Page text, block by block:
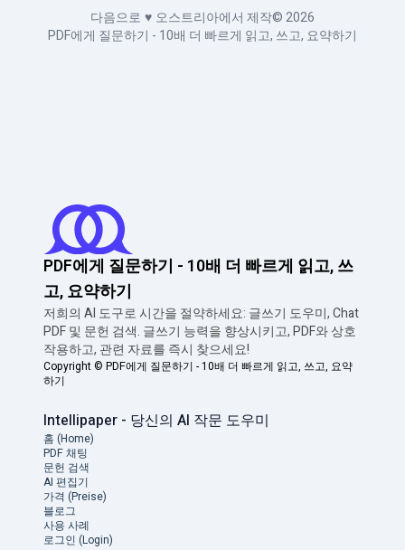
다음으로 ♥ 오스트리아에서 제작© 2026
PDF에게 질문하기 - 10배 더 빠르게 읽고, 쓰고, 요약하기
PDF에게 질문하기 - 10배 더 빠르게 읽고, 쓰
고, 요약하기
저희의 AI 도구로 시간을 절약하세요: 글쓰기 도우미, Chat
PDF 및 문헌 검색. 글쓰기 능력을 향상시키고, PDF와 상호
작용하고, 관련 자료를 즉시 찾으세요!
Copyright © PDF에게 질문하기 - 10배 더 빠르게 읽고, 쓰고, 요약
하기
Intellipaper - 당신의 AI 작문 도우미
홈 (Home)
PDF 채팅
문헌 검색
AI 편집기
가격 (Preise)
블로그
사용 사례
로그인 (Login)